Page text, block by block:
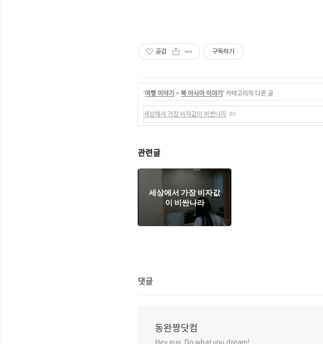
공감 구독하기
'여행 이야기 > 북 아시아 이야기' 카테고리의 다른 글
세상에서 가장 비자값이 비싼나라 (0)
관련글
세상에서 가장 비자값
이 비싼나라
댓글
동완짱닷컴
Hey guy, Do what you dream!